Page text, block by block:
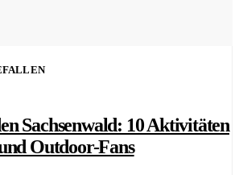
Sachsenwald: 10 Aktivitäten
Outdoor-Fans